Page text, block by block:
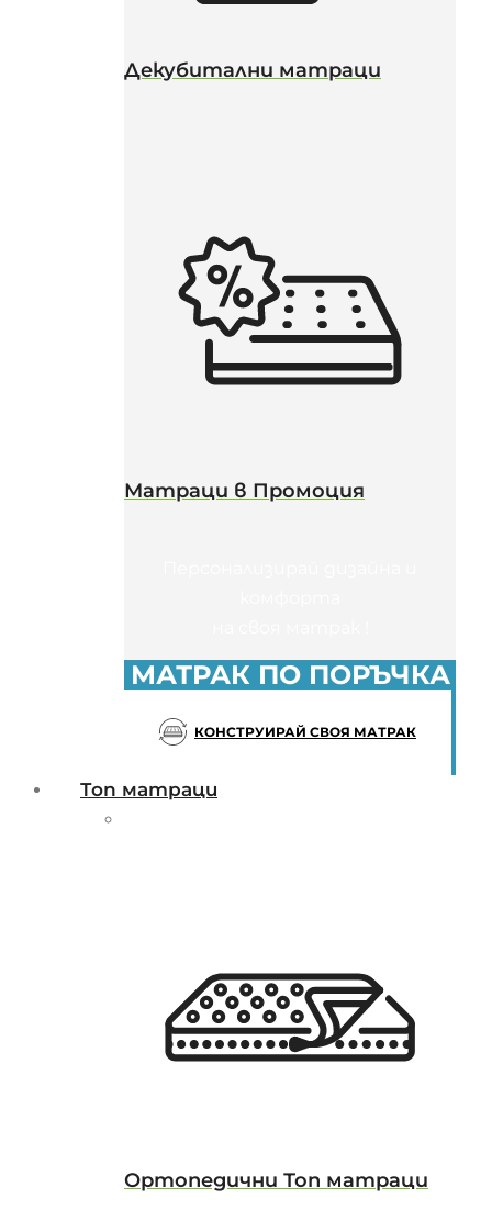
Декубитални матраци
Матраци в Промоция
МАТРАК ПО ПОРЪЧКА
КОНСТРУИРАЙ СВОЯ МАТРАК
Топ матраци
Ортопедични Топ матраци